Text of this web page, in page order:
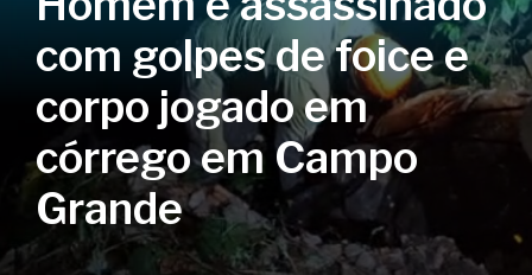
com golpes de foice e
corpo jogado em
córrego em Campo
Grande